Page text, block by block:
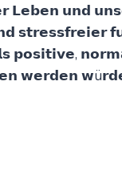
𝗟𝗲𝗯𝗲𝗻 𝘂𝗻𝗱
𝗽𝗼𝘀𝗶𝘁𝗶𝘃𝗲,
𝘄𝗲𝗿𝗱𝗲𝗻